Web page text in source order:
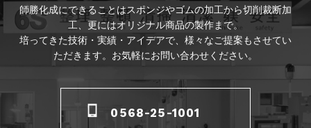
師勝化成にできることはスポンジやゴムの加工から切削裁断加
工、更にはオリジナル商品の製作まで。
培ってきた技術・実績・アイデアで、様々なご提案もさせてい
ただきます。お気軽にお問い合わせください。
0568-25-1001